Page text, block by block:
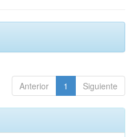
Anterior 1 Siguiente